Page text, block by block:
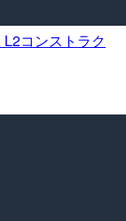
コンストラク